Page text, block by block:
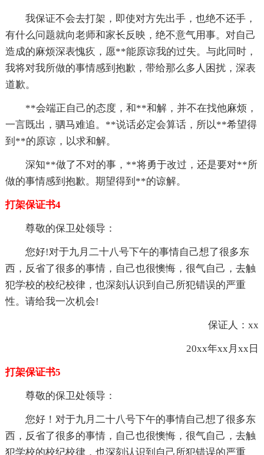
我保证不会去打架，即使对方先出手，也绝不还手，
有什么问题就向老师和家长反映，绝不意气用事。对自己
造成的麻烦深表愧疚，愿**能原谅我的过失。与此同时，
我将对我所做的事情感到抱歉，带给那么多人困扰，深表
道歉。
**会端正自己的态度，和**和解，并不在找他麻烦，
一言既出，驷马难追。**说话必定会算话，所以**希望得
到**的原谅，以求和解。
深知**做了不对的事，**将勇于改过，还是要对**所
做的事情感到抱歉。期望得到**的谅解。
打架保证书4
尊敬的保卫处领导：
您好!对于九月二十八号下午的事情自己想了很多东
西，反省了很多的事情，自己也很懊悔，很气自己，去触
犯学校的校纪校律，也深刻认识到自己所犯错误的严重
性。请给我一次机会!
保证人：xx
20xx年xx月xx日
打架保证书5
尊敬的保卫处领导：
您好！对于九月二十八号下午的事情自己想了很多东
西，反省了很多的事情，自己也很懊悔，很气自己，去触
犯学校的校纪校律，也深刻认识到自己所犯错误的严重